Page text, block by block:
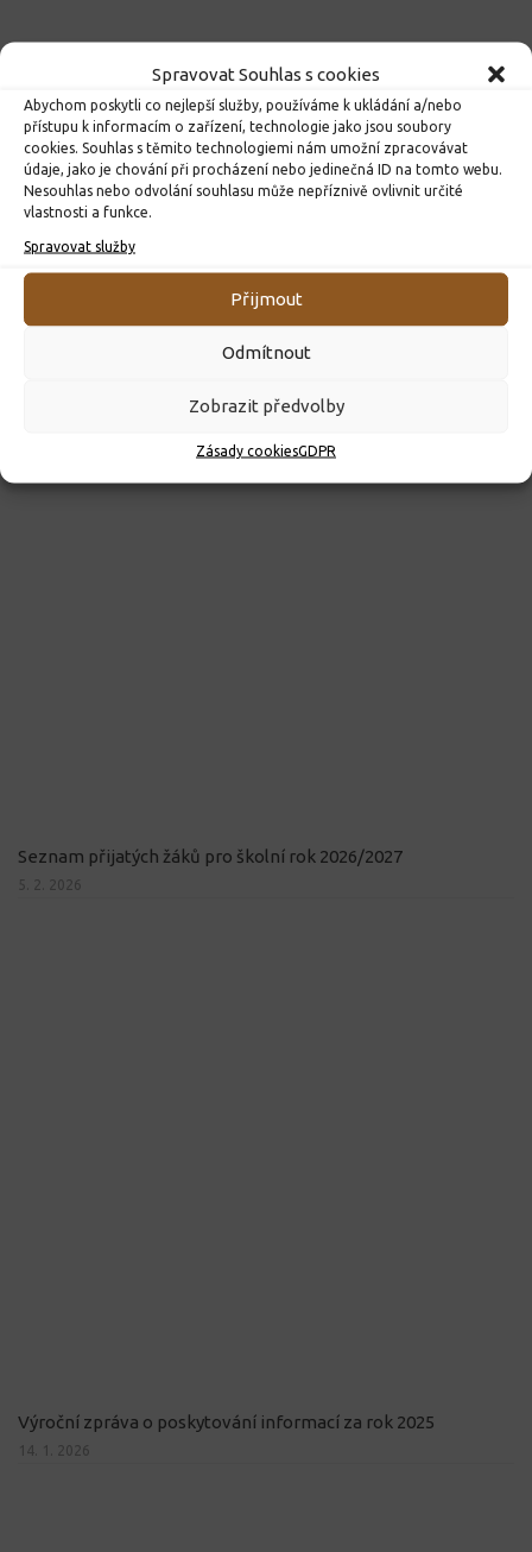
Spravovat Souhlas s cookies
Abychom poskytli co nejlepší služby, používáme k ukládání a/nebo
přístupu k informacím o zařízení, technologie jako jsou soubory
cookies. Souhlas s těmito technologiemi nám umožní zpracovávat
údaje, jako je chování při procházení nebo jedinečná ID na tomto webu.
Nesouhlas nebo odvolání souhlasu může nepříznivě ovlivnit určité
vlastnosti a funkce.
Spravovat služby
Přijmout
Odmítnout
Zobrazit předvolby
Zásady cookiesGDPR
10. 4. 2026
Seznam přijatých žáků pro školní rok 2026/2027
5. 2. 2026
Výroční zpráva o poskytování informací za rok 2025
14. 1. 2026